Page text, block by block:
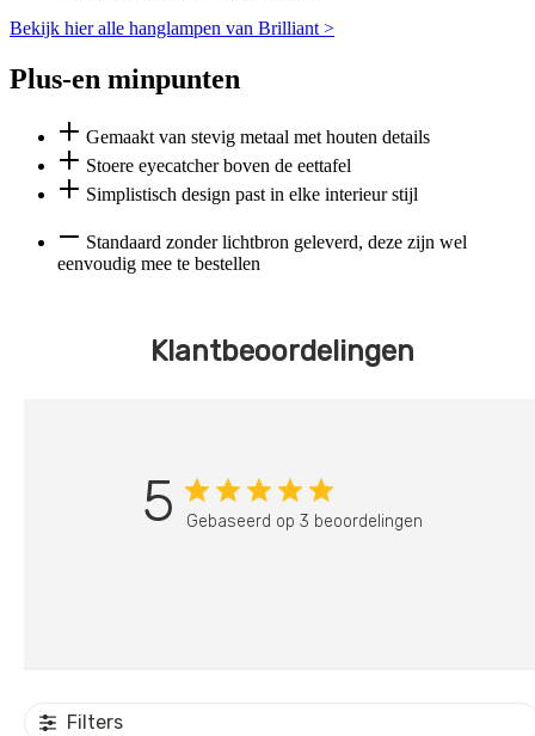
Bekijk hier alle hanglampen van Brilliant >
Plus-en minpunten
Gemaakt van stevig metaal met houten details
Stoere eyecatcher boven de eettafel
Simplistisch design past in elke interieur stijl
Standaard zonder lichtbron geleverd, deze zijn wel
eenvoudig mee te bestellen
Klantbeoordelingen
5 Gebaseerd op 3 beoordelingen
Filters